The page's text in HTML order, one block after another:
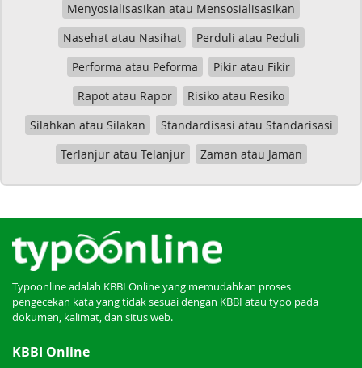
Menyosialisasikan atau Mensosialisasikan
Nasehat atau Nasihat
Perduli atau Peduli
Performa atau Peforma
Pikir atau Fikir
Rapot atau Rapor
Risiko atau Resiko
Silahkan atau Silakan
Standardisasi atau Standarisasi
Terlanjur atau Telanjur
Zaman atau Jaman
Typoonline adalah KBBI Online yang memudahkan proses
pengecekan kata yang tidak sesuai dengan KBBI atau typo pada
dokumen, kalimat, dan situs web.
KBBI Online